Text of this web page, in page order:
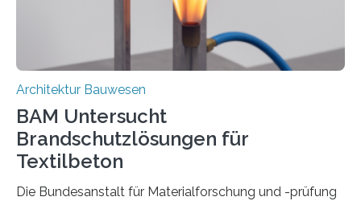
Architektur Bauwesen
BAM Untersucht
Brandschutzlösungen für
Textilbeton
Die Bundesanstalt für Materialforschung und -prüfung